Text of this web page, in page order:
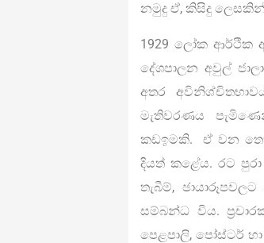
නමුදු ඒ, කිසිදු ලෙසකින්
1929 ලෝක ආර්ථික
දේශපාලන අවුල්
අතර
මැතිවරණය
කඩඉමකි. ඒ වන
දියත් කළේය. රට
තැබීම්,
සම්බන්ධ විය.
පෙළපාලි, පෝස්ටර් හා